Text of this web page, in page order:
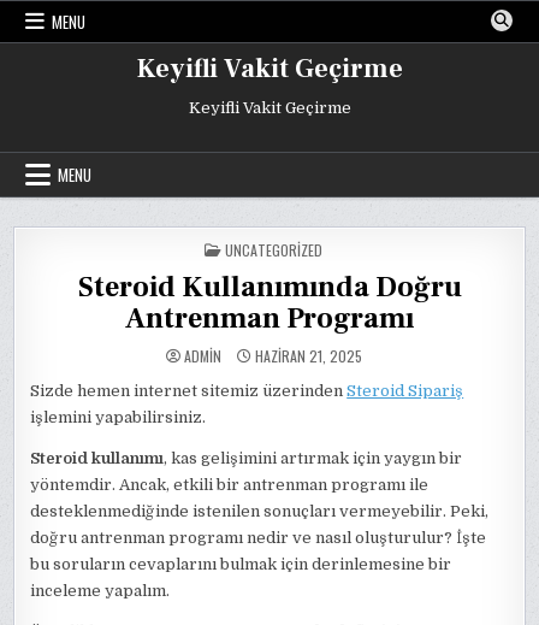
Skip
MENU
Keyifli Vakit Geçirme
Keyifli Vakit Geçirme
MENU
POSTED
IN
UNCATEGORIZED
Steroid Kullanımında Doğru
Antrenman Programı
ADMIN HAZIRAN 21, 2025
Sizde hemen internet sitemiz üzerindenSteroid Sipariş
işlemini yapabilirsiniz.
Steroid kullanımı, kas gelişimini artırmak için yaygın bir
yöntemdir. Ancak, etkili bir antrenman programı ile
desteklenmediğinde istenilen sonuçları vermeyebilir. Peki,
doğru antrenman programı nedir ve nasıl oluşturulur? İşte
bu soruların cevaplarını bulmak için derinlemesine bir
inceleme yapalım.